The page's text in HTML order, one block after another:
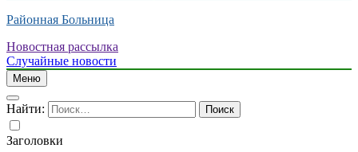
Районная Больница
Новостная рассылка
Случайные новости
Меню
Найти:
Заголовки